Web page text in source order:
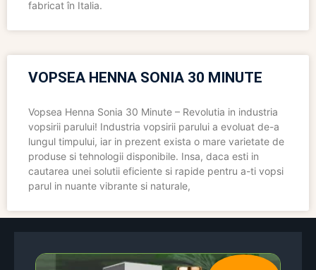
fabricat în Italia.
VOPSEA HENNA SONIA 30 MINUTE
Vopsea Henna Sonia 30 Minute – Revolutia in industria
vopsirii parului! Industria vopsirii parului a evoluat de-a
lungul timpului, iar in prezent exista o mare varietate de
produse si tehnologii disponibile. Insa, daca esti in
cautarea unei solutii eficiente si rapide pentru a-ti vopsi
parul in nuante vibrante si naturale,